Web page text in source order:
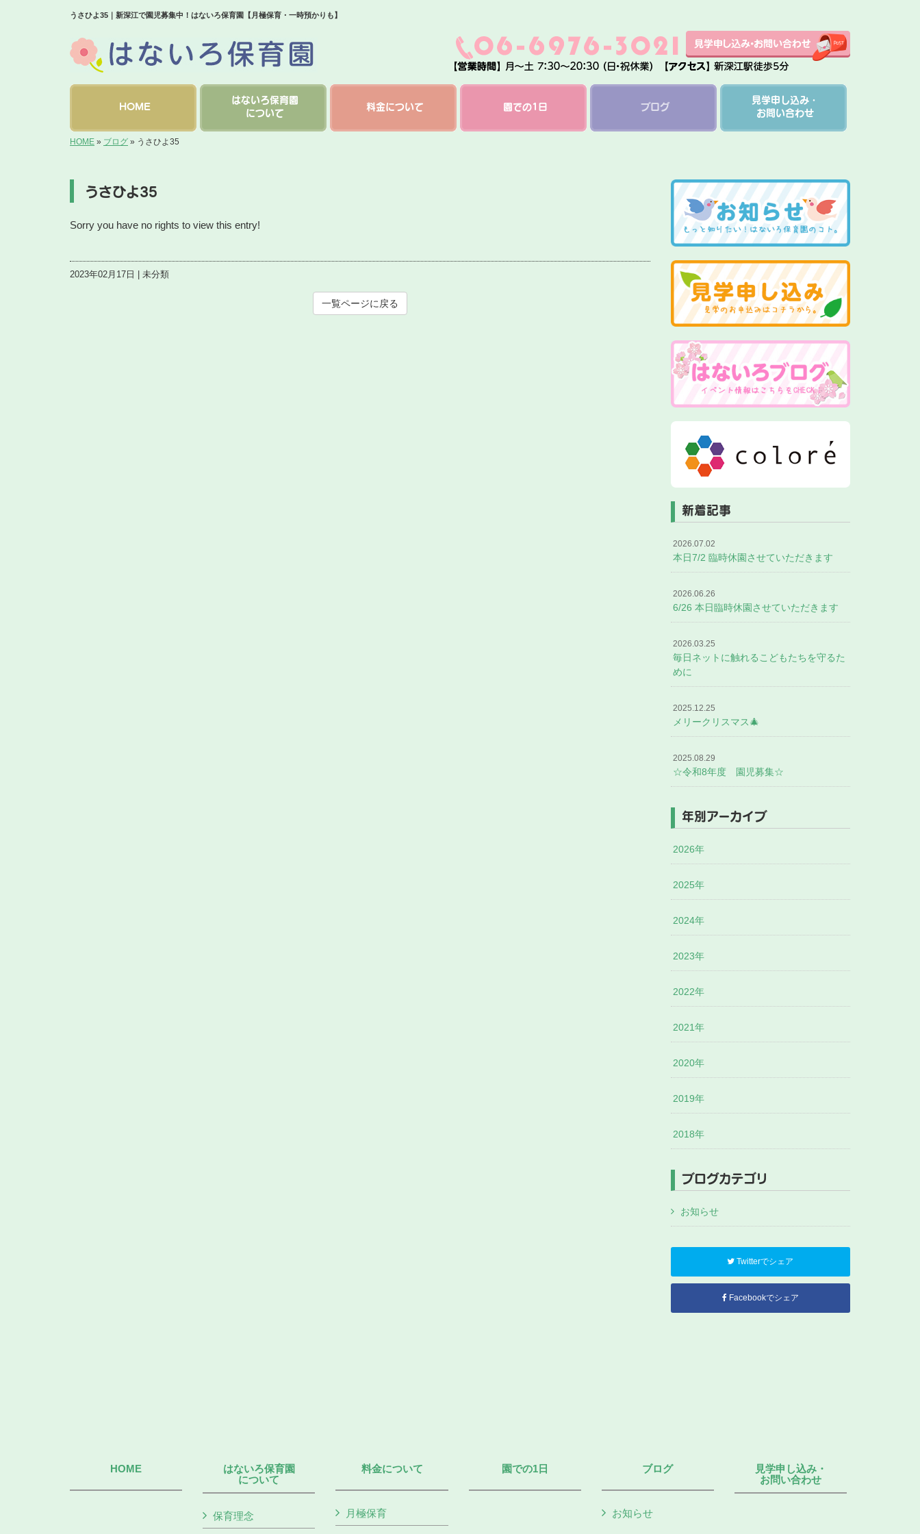
うさひよ35｜新深江で園児募集中！はないろ保育園【月極保育・一時預かりも】
HOME
はないろ保育園
について
料金について 園での1日 ブログ
見学申し込み・
お問い合わせ
HOME » ブログ » うさひよ35
うさひよ35
Sorry you have no rights to view this entry!
2023年02月17日 | 未分類
一覧ページに戻る
新着記事
2026.07.02
本日7/2 臨時休園させていただきます
2026.06.26
6/26 本日臨時休園させていただきます
2026.03.25
毎日ネットに触れるこどもたちを守るた
めに
2025.12.25
メリークリスマス🎄
2025.08.29
☆令和8年度 園児募集☆
年別アーカイブ
2026年
2025年
2024年
2023年
2022年
2021年
2020年
2019年
2018年
ブログカテゴリ
お知らせ
Twitterでシェア
Facebookでシェア
HOME
はないろ保育園
について
保育理念
料金について
月極保育
園での1日 ブログ
お知らせ
見学申し込み・
お問い合わせ